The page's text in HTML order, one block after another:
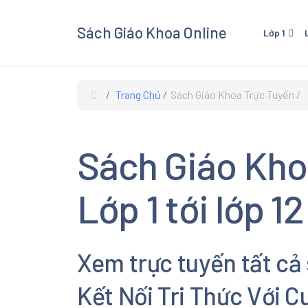
Sách Giáo Khoa Online Lớp 1
Lớp 1 - Kết Nối Tri ThứcLớp 3
Lớp 3
Giáo
giáo
Âm
Trang Chủ Sách Giáo Khoa Trực Tuyến
Sách Giáo
Lớp 1 tới lớp 12
Xem trực tuyến tất cả
Kết Nối Tri Thức Với